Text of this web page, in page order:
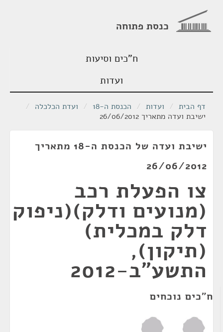
כנסת פתוחה
ח"כים וסיעות
ועדות
דף הבית / ועדות / הכנסת ה-18 / ועדת הכלכלה /
ישיבת ועדה מתאריך 26/06/2012
ישיבת ועדה של הכנסת ה-18 מתאריך
26/06/2012
צו הפעלת רכב
(מנועים ודלק)(ניפוק
דלק במכלית)
(תיקון),
התשע"ב-2012
ח"כים נוכחים